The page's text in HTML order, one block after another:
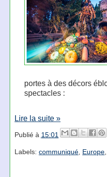
portes à des décors
spectacles :
Lire la suite »
Publié à 15:01
Labels: communiqué, Europe,